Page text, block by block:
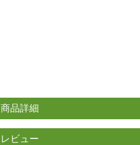
商品詳細
レビュー